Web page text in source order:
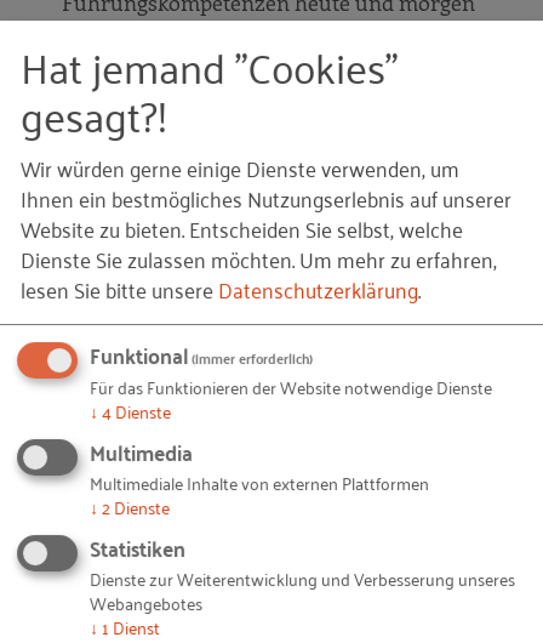
"Mit Achtsamkeit die kollektive Intelligenz
entfesseln" (S. 15) von Matthias zur Bonsen &
Jutta Herzog
Das Thema "Kompetenzen der Zukunft" ist für uns
als Team "Chefsachen" ein wichtiges Zukunftsthema.
Insofern ist dieser Managementletter ein Vorgriff
auf einige Produkte, die ab Ende dieses Jahres in der
Reihe Chefsachen erscheinen werden.
In diesem Sinne wünschen wir Ihnen eine
inspirierende Lektüre und freuen uns natürlich
immer über Ihr Feedback zu dieser Ausgabe per E-
Mail unterchefsachen(at)rkw.de
Adresse können Sie den Managementbrief auch
abonnieren.
Hat jemand "Cookies"
gesagt?!
Wir würden gerne einige Dienste verwenden, um
Ihnen ein bestmögliches Nutzungserlebnis auf unserer
Website zu bieten. Entscheiden Sie selbst, welche
Dienste Sie zulassen möchten.Um mehr zu erfahren,
lesen Sie bitte unsereDatenschutzerklärung.
Funktional(immer erforderlich)
Für das Funktionieren der Website notwendige Dienste
↓ 4Dienste
Multimedia
Multimediale Inhalte von externen Plattformen
↓ 2Dienste
Statistiken
Dienste zur Weiterentwicklung und Verbesserung unseres
Webangebotes
↓ 1 Dienst